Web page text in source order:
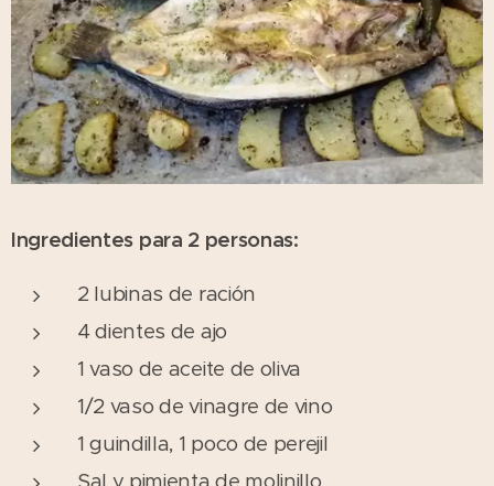
Ingredientes para 2 personas:
2 lubinas de ración
4 dientes de ajo
1 vaso de aceite de oliva
1/2 vaso de vinagre de vino
1 guindilla, 1 poco de perejil
Sal y pimienta de molinillo